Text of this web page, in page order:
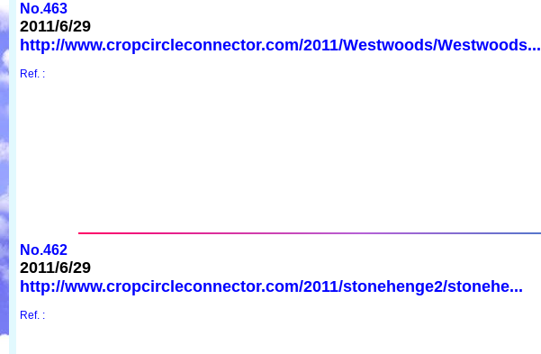
No.463
2011/6/29
http://www.cropcircleconnector.com/2011/Westwoods/Westwoods...
Ref. :
No.462
2011/6/29
http://www.cropcircleconnector.com/2011/stonehenge2/stonehe...
Ref. :